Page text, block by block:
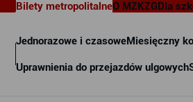
Bilety metropolitalne
Jednorazowe i czasoweMiesięczny
Uprawnienia do przejazdów ulgowych
O MZKZGDla